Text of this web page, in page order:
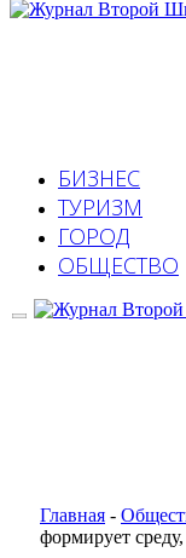
БИЗНЕС
ТУРИЗМ
ГОРОД
ОБЩЕСТВО
Главная -
формирует